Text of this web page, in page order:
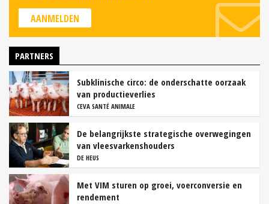
AANMELDEN
PARTNERS
Subklinische circo: de onderschatte oorzaak
van productieverlies
CEVA SANTÉ ANIMALE
De belangrijkste strategische overwegingen
van vleesvarkenshouders
DE HEUS
Met VIM sturen op groei, voerconversie en
rendement